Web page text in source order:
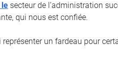
le secteur de l’administration
qui nous est confiée.
un fardeau pour